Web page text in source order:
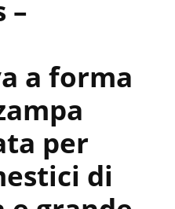
–
a forma
per
di